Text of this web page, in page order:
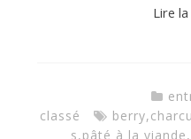
Lire
classé
berry,
s,pâté à la viande,